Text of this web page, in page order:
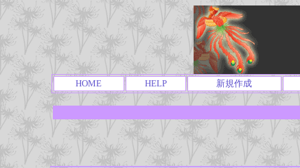
HOME HELP 新規作成